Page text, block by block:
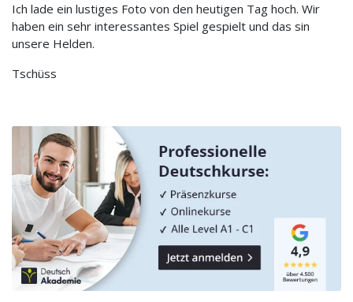
Ich lade ein lustiges Foto von den heutigen Tag hoch. Wir
haben ein sehr interessantes Spiel gespielt und das sin
unsere Helden.
Tschüss